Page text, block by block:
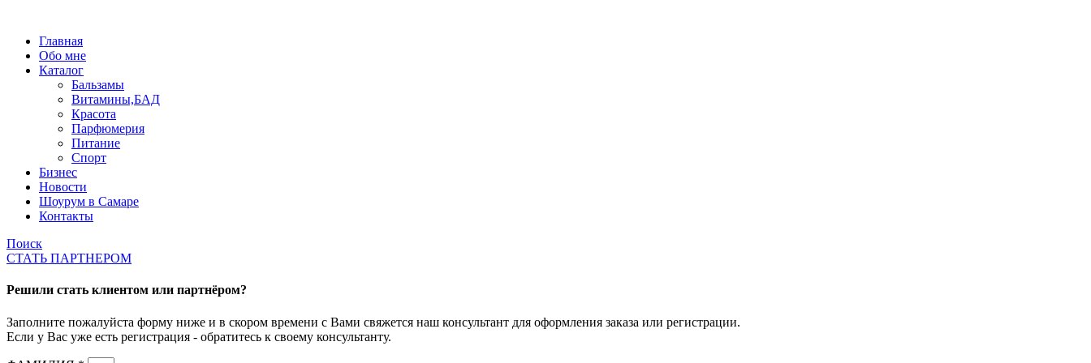
Главная
Обо мне
Каталог
Бальзамы
Витамины,БАД
Красота
Парфюмерия
Питание
Спорт
Бизнес
Новости
Шоурум в Самаре
Контакты
Поиск
СТАТЬ ПАРТНЕРОМ
Решили стать клиентом или партнёром?
Заполните пожалуйста форму ниже и в скором времени с Вами свяжется наш консультант для оформления заказа или регистрации.
Если у Вас уже есть регистрация - обратитесь к своему консультанту.